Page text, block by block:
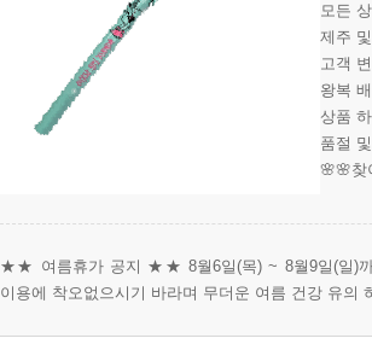
모든
제주
고객
왕복
상품
품절
🌸🌸
★★ 여름휴가 공지 ★★ 8월6일(목) ~ 8월9일(일)까
이용에 착오없으시기 바라며 무더운 여름 건강 유의